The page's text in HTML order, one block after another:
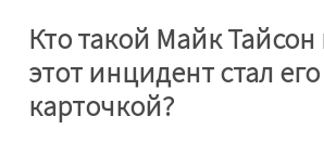
Кто такой Майк
этот инцидент стал
карточкой?